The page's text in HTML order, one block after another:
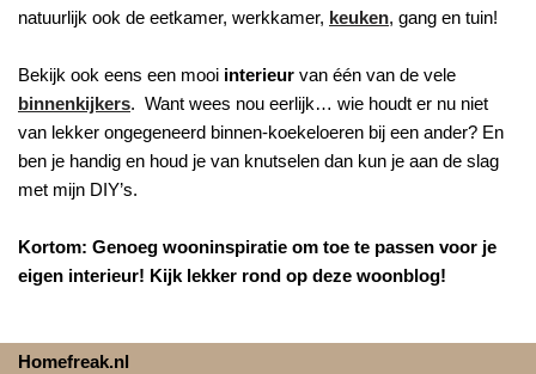
natuurlijk ook de eetkamer, werkkamer, keuken, gang en tuin!
Bekijk ook eens een mooi interieur van één van de vele
binnenkijkers. Want wees nou eerlijk… wie houdt er nu niet
van lekker ongegeneerd binnen-koekeloeren bij een ander? En
ben je handig en houd je van knutselen dan kun je aan de slag
met mijn DIY’s.
Kortom: Genoeg wooninspiratie om toe te passen voor je
eigen interieur! Kijk lekker rond op deze woonblog!
Homefreak.nl